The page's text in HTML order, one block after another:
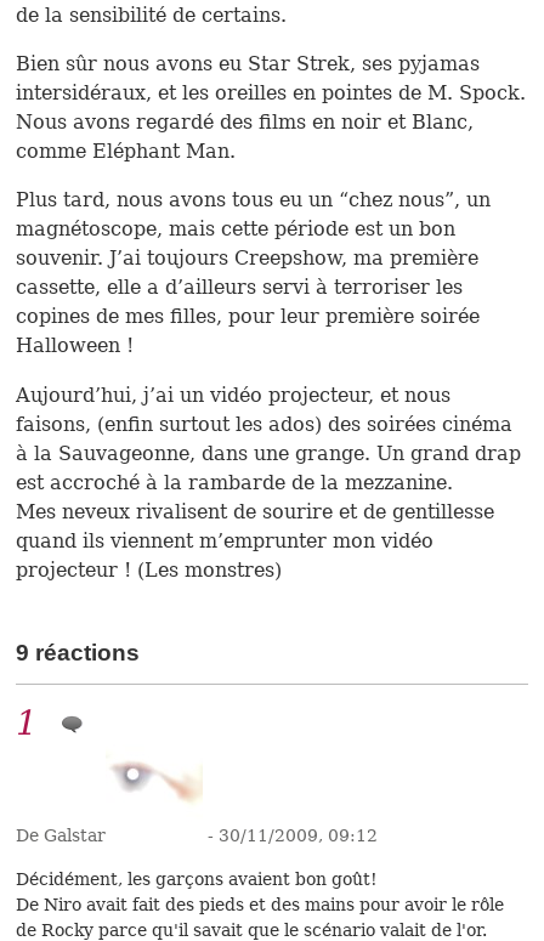
de la sensibilité de certains.
Bien sûr nous avons eu Star Strek, ses pyjamas
intersidéraux, et les oreilles en pointes de M. Spock.
Nous avons regardé des films en noir et Blanc,
comme Eléphant Man.
Plus tard, nous avons tous eu un “chez nous”, un
magnétoscope, mais cette période est un bon
souvenir. J’ai toujours Creepshow, ma première
cassette, elle a d’ailleurs servi à terroriser les
copines de mes filles, pour leur première soirée
Halloween !
Aujourd’hui, j’ai un vidéo projecteur, et nous
faisons, (enfin surtout les ados) des soirées cinéma
à la Sauvageonne, dans une grange. Un grand drap
est accroché à la rambarde de la mezzanine.
Mes neveux rivalisent de sourire et de gentillesse
quand ils viennent m’emprunter mon vidéo
projecteur ! (Les monstres)
9 réactions
1
De Galstar - 30/11/2009, 09:12
Décidément, les garçons avaient bon goût!
De Niro avait fait des pieds et des mains pour avoir le rôle
de Rocky parce qu'il savait que le scénario valait de l'or.